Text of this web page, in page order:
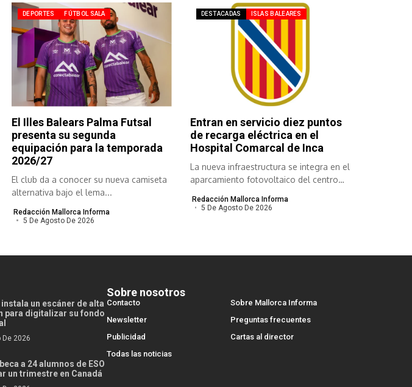
DEPORTES FÚTBOL SALA
El Illes Balears Palma Futsal
presenta su segunda
equipación para la temporada
2026/27
El club da a conocer su nueva camiseta
alternativa bajo el lema...
Redacción Mallorca Informa
5 De Agosto De 2026
DESTACADAS ISLAS BALEARES
Entran en servicio diez puntos
de recarga eléctrica en el
Hospital Comarcal de Inca
La nueva infraestructura se integra en el
aparcamiento fotovoltaico del centro
Redacción Mallorca Informa
5 De Agosto De 2026
instala un escáner de alta
para digitalizar su fondo
De 2026
a 24 alumnos de ESO
un trimestre en Canadá
Sobre nosotros
Contacto
Sobre Mallorca Informa
Newsletter
Preguntas frecuentes
Publicidad
Cartas al director
Todas las noticias